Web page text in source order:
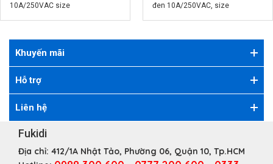
10A/250VAC size
đen 10A/250VAC, size
Khuyến mãi
Hỗ trợ
Liên hệ
Fukidi
Địa chỉ: 412/1A Nhật Tảo, Phường 06, Quận 10, Tp.HCM